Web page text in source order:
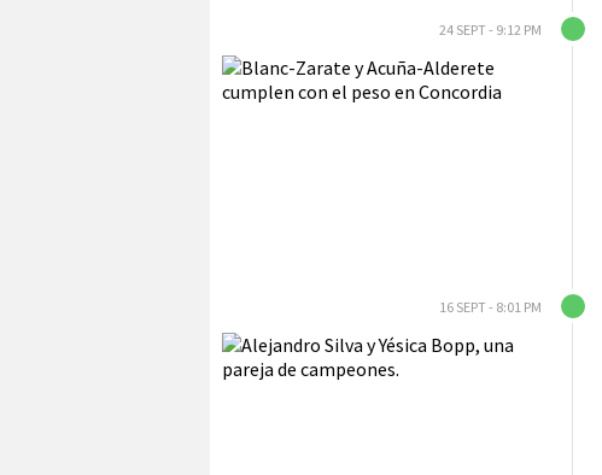
24 SEPT - 9:12 PM
16 SEPT - 8:01 PM